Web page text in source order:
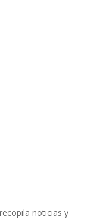
noticias y